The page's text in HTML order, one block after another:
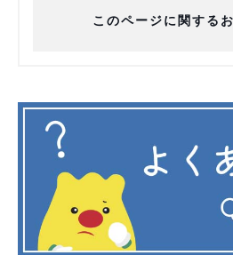
このページに関する